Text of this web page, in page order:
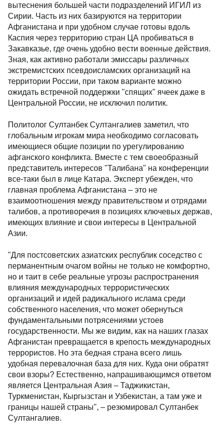
вытеснения большей части подразделений ИГИЛ из
Сирии. Часть из них базируются на территории
Афганистана и при удобном случае готовы вдоль
Каспия через территорию стран ЦА пробиваться в
Закавказье, где очень удобно вести военные действия.
Зная, как активно работали эмиссары различных
экстремистских псевдоисламских организаций на
территории России, при таком варианте можно
ожидать встречной поддержки "спящих" ячеек даже в
Центральной России, не исключил политик.
Политолог Султанбек Султангалиев заметил, что
глобальным игрокам мира необходимо согласовать
имеющиеся общие позиции по урегулированию
афганского конфликта. Вместе с тем своеобразный
представитель интересов "Талибана" на конференции
все-таки был в лице Катара. Эксперт убежден, что
главная проблема Афганистана – это не
взаимоотношения между правительством и отрядами
талибов, а противоречия в позициях ключевых держав,
имеющих влияние и свои интересы в Центральной
Азии.
"Для постсоветских азиатских республик соседство с
перманентным очагом войны не только не комфортно,
но и таит в себе реальные угрозы распространения
влияния международных террористических
организаций и идей радикального ислама среди
собственного населения, что может обернуться
фундаментальными потрясениями устоев
государственности. Мы же видим, как на наших глазах
Афганистан превращается в крепость международных
террористов. Но эта бедная страна всего лишь
удобная перевалочная база для них. Куда они обратят
свои взоры? Естественно, напрашивающимся ответом
является Центральная Азия – Таджикистан,
Туркменистан, Кыргызстан и Узбекистан, а там уже и
границы нашей страны", – резюмировал Султанбек
Султангалиев.